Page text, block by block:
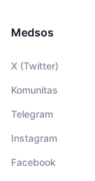
Medsos
X (Twitter)
Komunitas
Telegram
Instagram
Facebook